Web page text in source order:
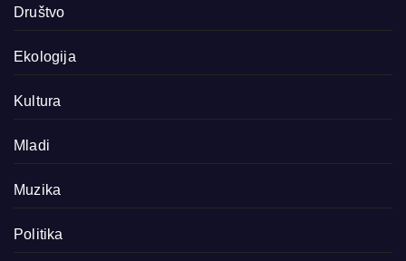
Društvo
Ekologija
Kultura
Mladi
Muzika
Politika